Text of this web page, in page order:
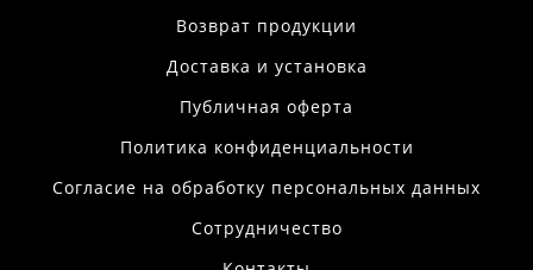
Возврат продукции
Доставка и установка
Публичная оферта
Политика конфиденциальности
Согласие на обработку персональных данных
Сотрудничество